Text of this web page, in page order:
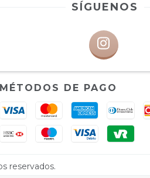
SÍGUENOS
MÉTODOS DE PAGO
reservados.